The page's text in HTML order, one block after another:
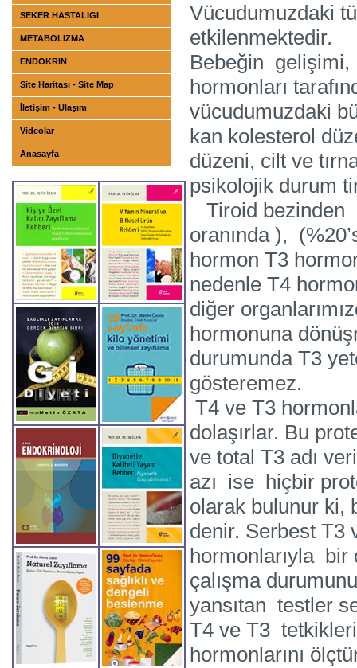
SEKER HASTALIGI
METABOLIZMA
ENDOKRIN
Site Haritası - Site Map
İletişim - Ulaşım
Videolar
Anasayfa
Vücudumuzdaki
etkilenmektedir.
Bebeğin gelişimi,
hormonları
vücudumuzdaki
kan kolesterol
düzeni, cilt ve
psikolojik durum
Tiroid bezinden
oranında ),
hormon T3
nedenle T4
diğer
hormonuna
durumunda T3
gösteremez.
T4 ve T3
dolaşırlar. Bu
ve total T3 adı
azı ise hiçbir
olarak bulunur ki,
denir. Serbest T3
hormonlarıyla
çalışma
yansıtan testler
T4 ve T3
hormonlarını